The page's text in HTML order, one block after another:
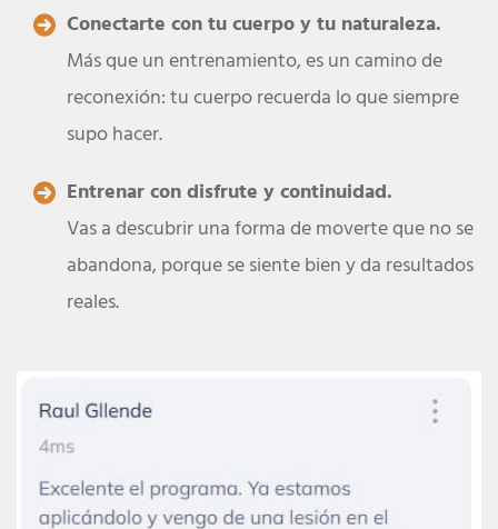
Conectarte con tu cuerpo y tu naturaleza.
Más que un entrenamiento, es un camino de
reconexión: tu cuerpo recuerda lo que siempre
supo hacer.
Entrenar con disfrute y continuidad.
Vas a descubrir una forma de moverte que no se
abandona, porque se siente bien y da resultados
reales.